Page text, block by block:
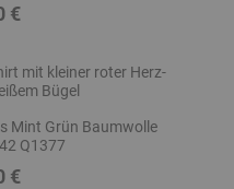
€
Mint Grün Baumwolle
Q1377
€